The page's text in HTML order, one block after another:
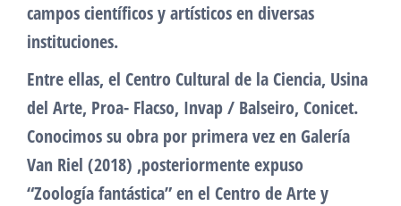
campos científicos y artísticos en diversas
instituciones.
Entre ellas, el Centro Cultural de la Ciencia, Usina
del Arte, Proa- Flacso, Invap / Balseiro, Conicet.
Conocimos su obra por primera vez en Galería
Van Riel (2018) ,posteriormente expuso
“Zoología fantástica” en el Centro de Arte y